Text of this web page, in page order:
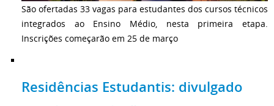
São ofertadas 33 vagas para estudantes dos cursos técnicos
integrados ao Ensino Médio, nesta primeira etapa.
Inscrições começarão em 25 de março
Residências Estudantis: divulgado